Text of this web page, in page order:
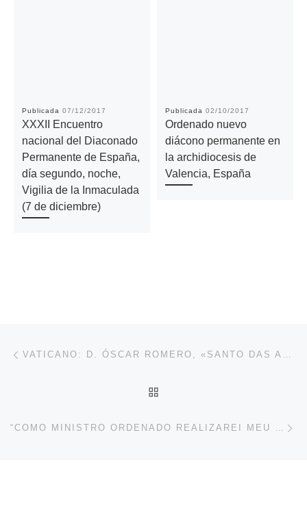
Publicada 07/12/2017
XXXII Encuentro
nacional del Diaconado
Permanente de España,
día segundo, noche,
Vigilia de la Inmaculada
(7 de diciembre)
Publicada 02/10/2017
Ordenado nuevo
diácono permanente en
la archidiocesis de
Valencia, España
Navegación de entradas VATICANO: D. ÓSCAR ROMERO, «SANTO DAS AMÉRICAS»
“COMO MINISTRO ORDENADO REALIZAREI MEU TRABALHO COM MAIOR COMPROMISSO COM A IGREJA”